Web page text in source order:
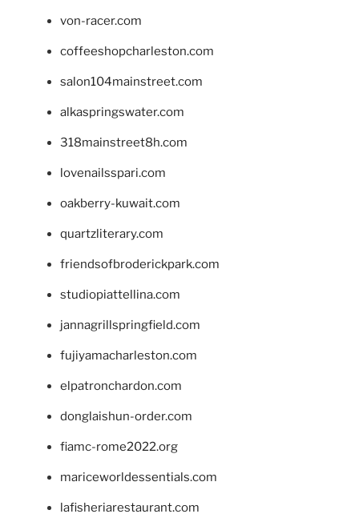
von-racer.com
coffeeshopcharleston.com
salon104mainstreet.com
alkaspringswater.com
318mainstreet8h.com
lovenailsspari.com
oakberry-kuwait.com
quartzliterary.com
friendsofbroderickpark.com
studiopiattellina.com
jannagrillspringfield.com
fujiyamacharleston.com
elpatronchardon.com
donglaishun-order.com
fiamc-rome2022.org
mariceworldessentials.com
lafisheriarestaurant.com